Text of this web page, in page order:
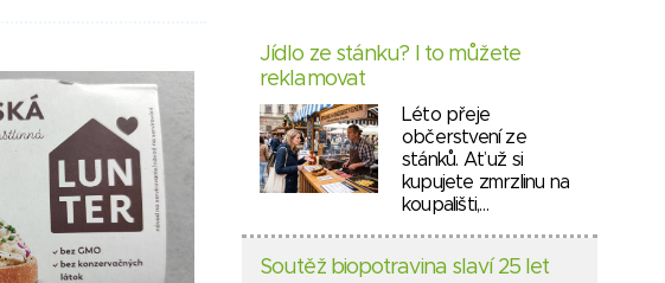
Jídlo ze stánku? I to můžete
reklamovat
Léto přeje
občerstvení ze
stánků. Ať už si
kupujete zmrzlinu na
koupališti,…
Soutěž biopotravina slaví 25 let